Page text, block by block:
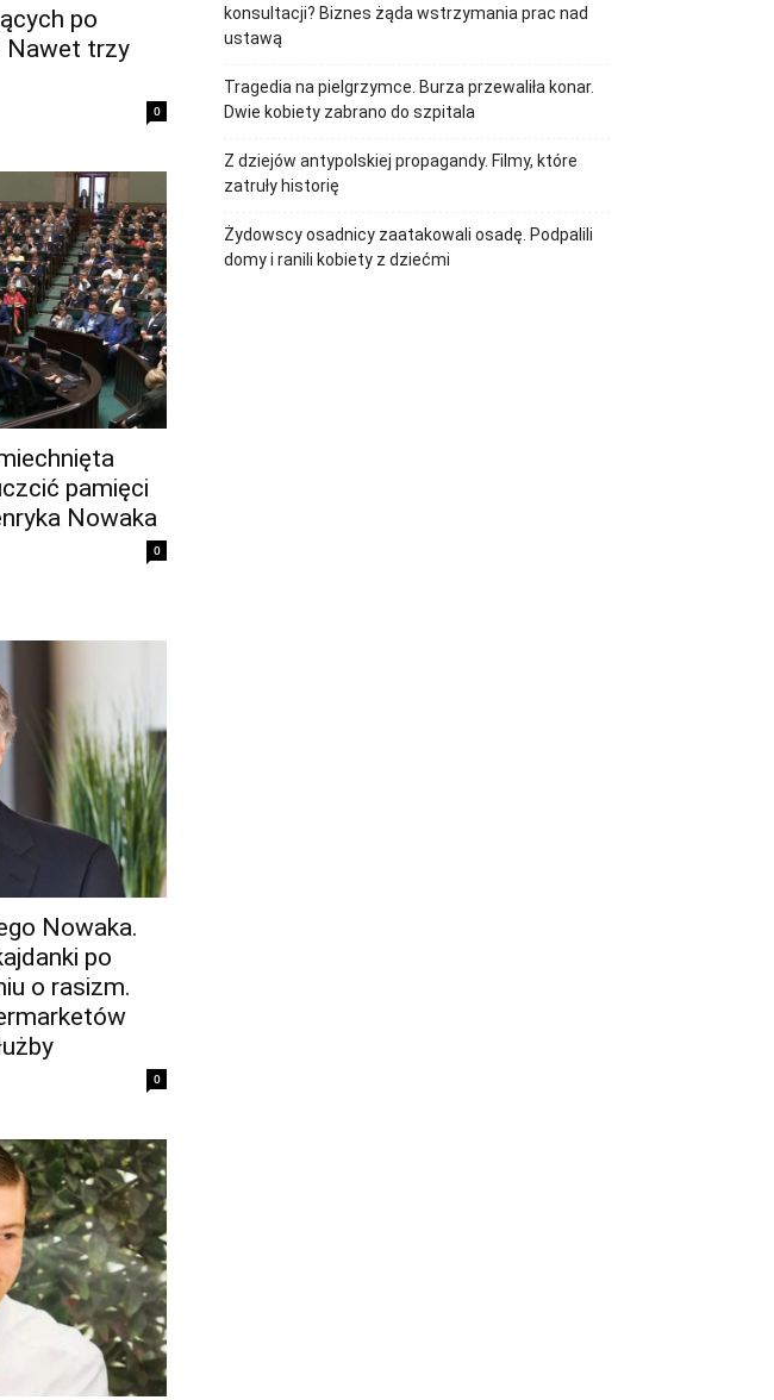
po
Nawet trzy
0
pamięci
Nowaka
0
Nowaka.
po
o rasizm.
0
konsultacji? Biznes żąda wstrzymania prac nad
ustawą
Tragedia na pielgrzymce. Burza przewaliła konar.
Dwie kobiety zabrano do szpitala
Z dziejów antypolskiej propagandy. Filmy, które
zatruły historię
Żydowscy osadnicy zaatakowali osadę. Podpalili
domy i ranili kobiety z dziećmi